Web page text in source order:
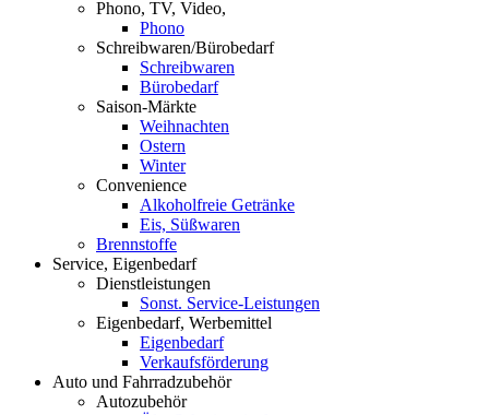
Phono, TV, Video,
Phono
Schreibwaren/Bürobedarf
Schreibwaren
Bürobedarf
Saison-Märkte
Weihnachten
Ostern
Winter
Convenience
Alkoholfreie Getränke
Eis, Süßwaren
Brennstoffe
Service, Eigenbedarf
Dienstleistungen
Sonst. Service-Leistungen
Eigenbedarf, Werbemittel
Eigenbedarf
Verkaufsförderung
Auto und Fahrradzubehör
Autozubehör